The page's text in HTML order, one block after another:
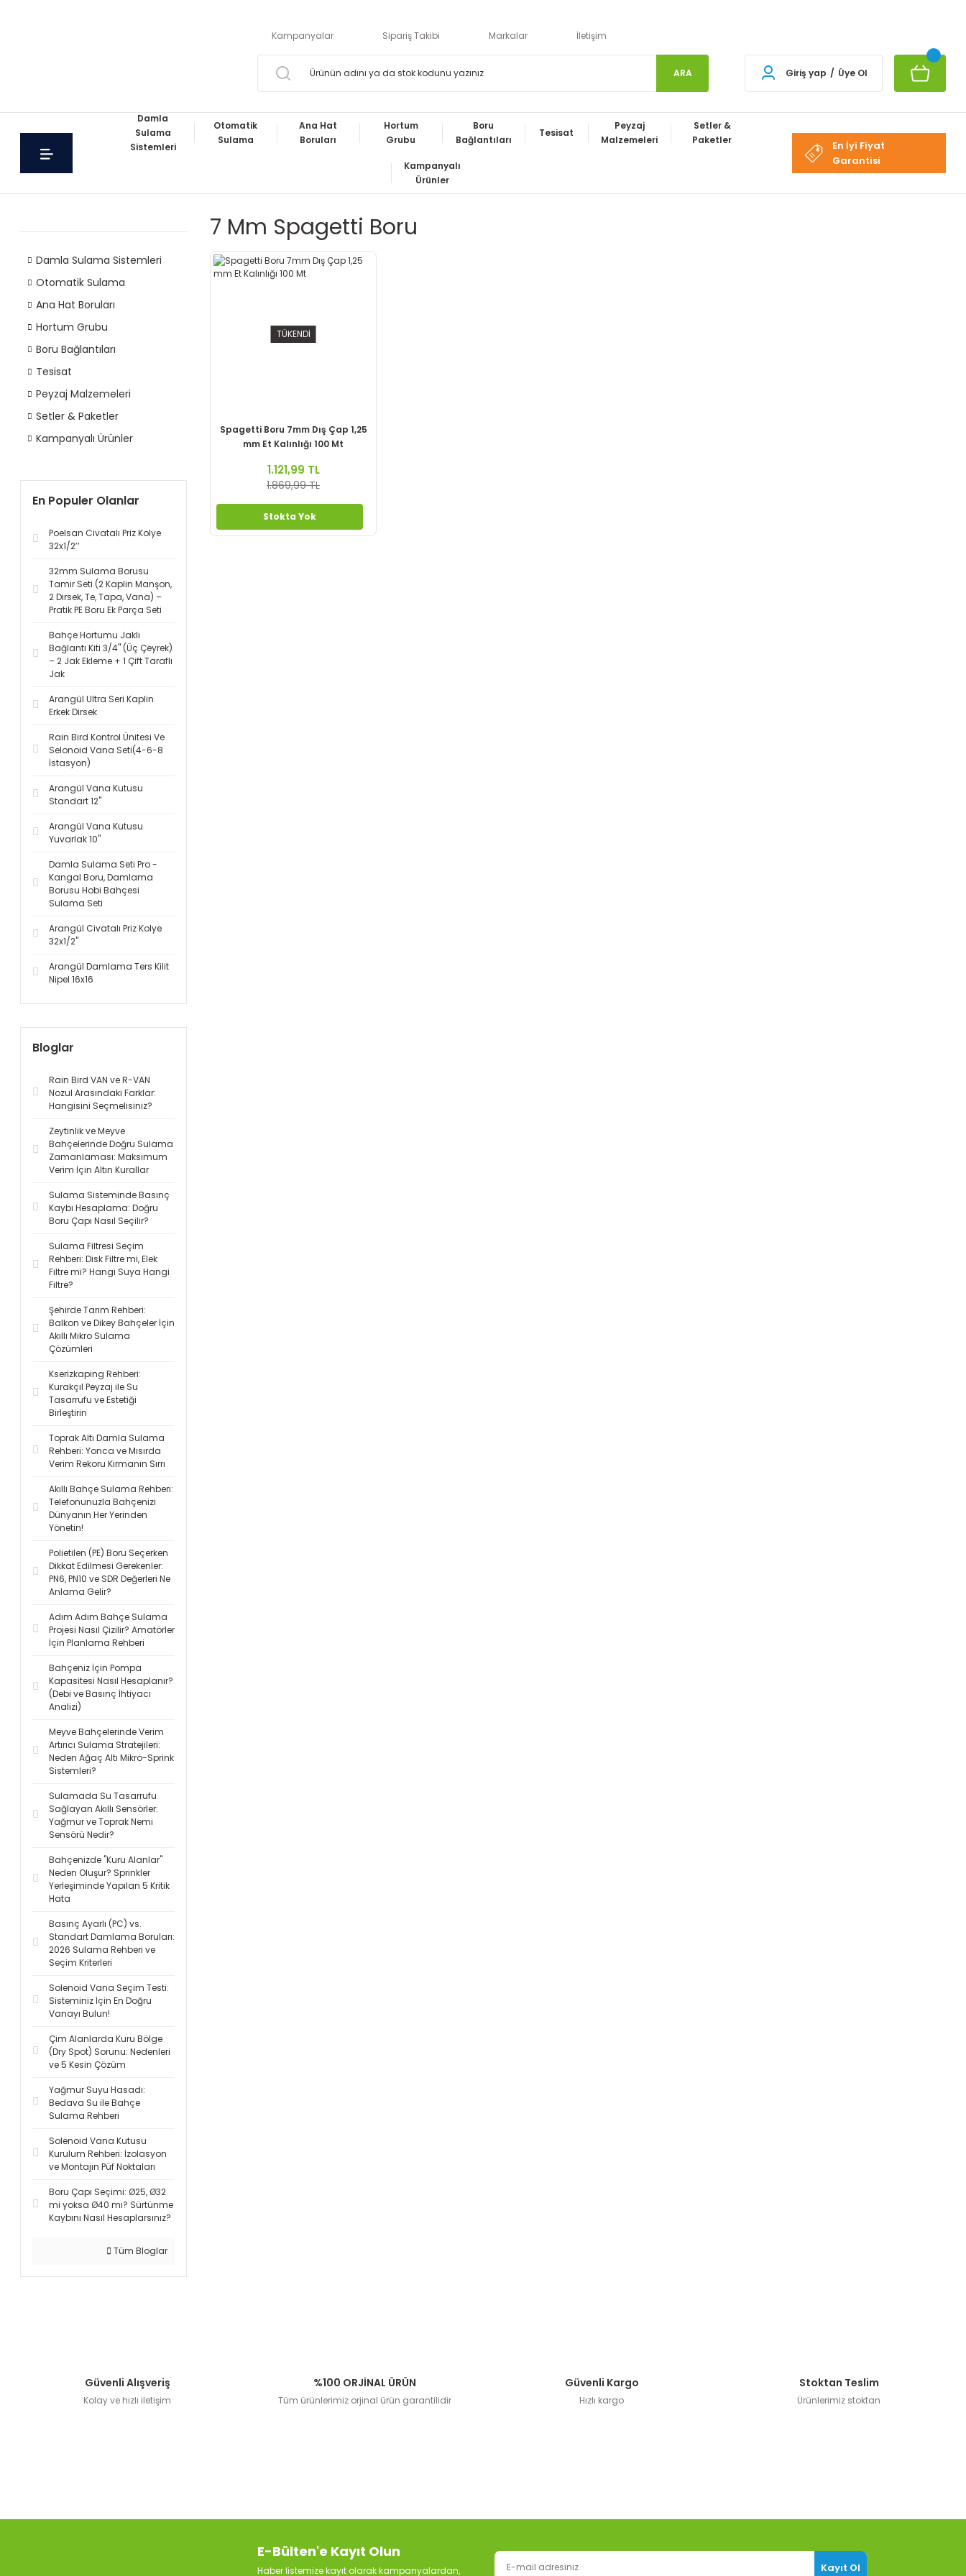
Kampanyalar Sipariş Takibi Markalar İletişim
ARA Giriş yap / Üye Ol
Damla
Sulama
Sistemleri
Otomatik
Sulama
Ana Hat
Boruları
Hortum
Grubu
Boru
Bağlantıları
Tesisat
Peyzaj
Malzemeleri
Setler &
Paketler
Kampanyalı
Ürünler
En İyi Fiyat
Garantisi
Damla Sulama Sistemleri
Otomatik Sulama
Ana Hat Boruları
Hortum Grubu
Boru Bağlantıları
Tesisat
Peyzaj Malzemeleri
Setler & Paketler
Kampanyalı Ürünler
En Populer Olanlar
Poelsan Civatalı Priz Kolye
32x1/2’’
32mm Sulama Borusu
Tamir Seti (2 Kaplin Manşon,
2 Dirsek, Te, Tapa, Vana) –
Pratik PE Boru Ek Parça Seti
Bahçe Hortumu Jaklı
Bağlantı Kiti 3/4'' (Üç Çeyrek)
– 2 Jak Ekleme + 1 Çift Taraflı
Jak
Arangül Ultra Seri Kaplin
Erkek Dirsek
Rain Bird Kontrol Ünitesi Ve
Selonoid Vana Seti(4-6-8
İstasyon)
Arangül Vana Kutusu
Standart 12''
Arangül Vana Kutusu
Yuvarlak 10''
Damla Sulama Seti Pro -
Kangal Boru, Damlama
Borusu Hobi Bahçesi
Sulama Seti
Arangül Civatalı Priz Kolye
32x1/2''
Arangül Damlama Ters Kilit
Nipel 16x16
Bloglar
Rain Bird VAN ve R-VAN
Nozul Arasındaki Farklar:
Hangisini Seçmelisiniz?
Zeytinlik ve Meyve
Bahçelerinde Doğru Sulama
Zamanlaması: Maksimum
Verim İçin Altın Kurallar
Sulama Sisteminde Basınç
Kaybı Hesaplama: Doğru
Boru Çapı Nasıl Seçilir?
Sulama Filtresi Seçim
Rehberi: Disk Filtre mi, Elek
Filtre mi? Hangi Suya Hangi
Filtre?
Şehirde Tarım Rehberi:
Balkon ve Dikey Bahçeler İçin
Akıllı Mikro Sulama
Çözümleri
Kserizkaping Rehberi:
Kurakçıl Peyzaj ile Su
Tasarrufu ve Estetiği
Birleştirin
Toprak Altı Damla Sulama
Rehberi: Yonca ve Mısırda
Verim Rekoru Kırmanın Sırrı
Akıllı Bahçe Sulama Rehberi:
Telefonunuzla Bahçenizi
Dünyanın Her Yerinden
Yönetin!
Polietilen (PE) Boru Seçerken
Dikkat Edilmesi Gerekenler:
PN6, PN10 ve SDR Değerleri Ne
Anlama Gelir?
Adım Adım Bahçe Sulama
Projesi Nasıl Çizilir? Amatörler
İçin Planlama Rehberi
Bahçeniz İçin Pompa
Kapasitesi Nasıl Hesaplanır?
(Debi ve Basınç İhtiyacı
Analizi)
Meyve Bahçelerinde Verim
Artırıcı Sulama Stratejileri:
Neden Ağaç Altı Mikro-Sprink
Sistemleri?
Sulamada Su Tasarrufu
Sağlayan Akıllı Sensörler:
Yağmur ve Toprak Nemi
Sensörü Nedir?
Bahçenizde "Kuru Alanlar"
Neden Oluşur? Sprinkler
Yerleşiminde Yapılan 5 Kritik
Hata
Basınç Ayarlı (PC) vs.
Standart Damlama Boruları:
2026 Sulama Rehberi ve
Seçim Kriterleri
Solenoid Vana Seçim Testi:
Sisteminiz İçin En Doğru
Vanayı Bulun!
Çim Alanlarda Kuru Bölge
(Dry Spot) Sorunu: Nedenleri
ve 5 Kesin Çözüm
Yağmur Suyu Hasadı:
Bedava Su ile Bahçe
Sulama Rehberi
Solenoid Vana Kutusu
Kurulum Rehberi: İzolasyon
ve Montajın Püf Noktaları
Boru Çapı Seçimi: Ø25, Ø32
mi yoksa Ø40 mı? Sürtünme
Kaybını Nasıl Hesaplarsınız?
Tüm Bloglar
7 Mm Spagetti Boru
TÜKENDİ
Spagetti Boru 7mm Dış Çap 1,25
mm Et Kalınlığı 100 Mt
1.121,99 TL
1.869,99 TL
Stokta Yok
Güvenli Alışveriş
Kolay ve hızlı iletişim
%100 ORJİNAL ÜRÜN
Tüm ürünlerimiz orjinal ürün garantilidir
Güvenli Kargo
Hızlı kargo
Stoktan Teslim
Ürünlerimiz stoktan
E-Bülten'e Kayıt Olun
Haber listemize kayıt olarak kampanyalardan, Kayıt Ol